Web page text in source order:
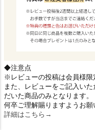
◆注意点
※レビューの投稿は会員様限
また、レビューをご記入い
だいた商品のみとなります。
何卒ご理解賜りますようお願
詳細はこちら→